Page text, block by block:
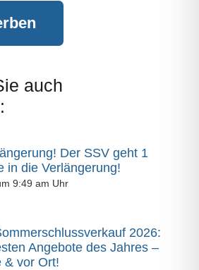
auch
Der SSV geht 1
in die Verlängerung!
9:49 am Uhr
2026:
Angebote des Jahres –
& vor Ort!